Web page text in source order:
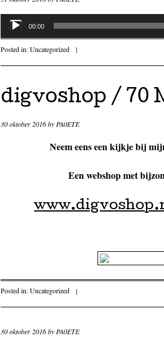
Audiospeler
00:00
Posted in:Uncategorized |
digvoshop / 70
30 oktober 2016by PA0ETE
Neem eens een kijkje bij
Een webshop met
Posted in:Uncategorized |
30 oktober 2016by PA0ETE